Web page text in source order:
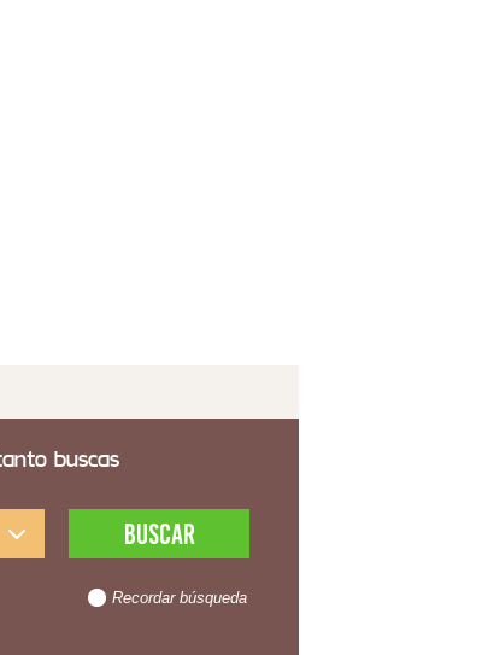
buscas
Recordar búsqueda